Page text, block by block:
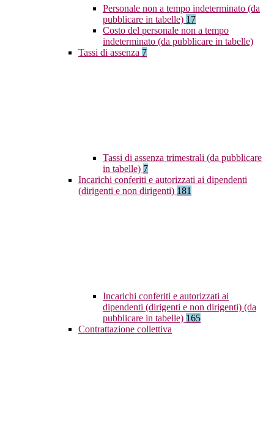
Personale non a tempo indeterminato (da
pubblicare in tabelle) 17
Costo del personale non a tempo
indeterminato (da pubblicare in tabelle)
Tassi di assenza 7
Tassi di assenza trimestrali (da pubblicare
in tabelle) 7
Incarichi conferiti e autorizzati ai dipendenti
(dirigenti e non dirigenti) 181
Incarichi conferiti e autorizzati ai
dipendenti (dirigenti e non dirigenti) (da
pubblicare in tabelle) 165
Contrattazione collettiva